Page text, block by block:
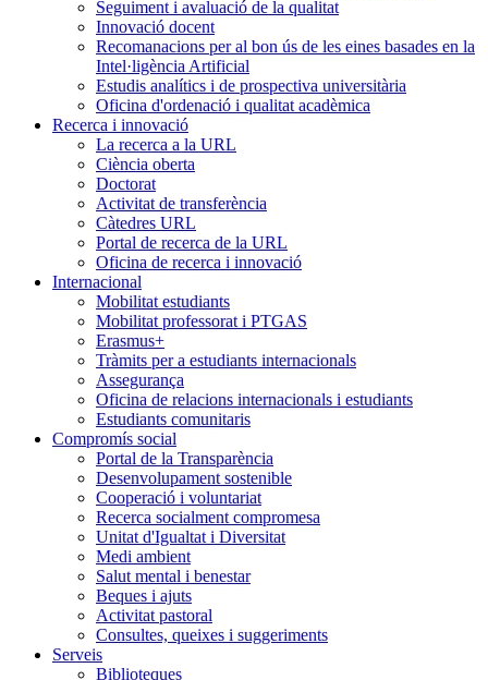
Seguiment i avaluació de la qualitat
Innovació docent
Recomanacions per al bon ús de les eines basades en la
Intel·ligència Artificial
Estudis analítics i de prospectiva universitària
Oficina d'ordenació i qualitat acadèmica
Recerca i innovació
La recerca a la URL
Ciència oberta
Doctorat
Activitat de transferència
Càtedres URL
Portal de recerca de la URL
Oficina de recerca i innovació
Internacional
Mobilitat estudiants
Mobilitat professorat i PTGAS
Erasmus+
Tràmits per a estudiants internacionals
Assegurança
Oficina de relacions internacionals i estudiants
Estudiants comunitaris
Compromís social
Portal de la Transparència
Desenvolupament sostenible
Cooperació i voluntariat
Recerca socialment compromesa
Unitat d'Igualtat i Diversitat
Medi ambient
Salut mental i benestar
Beques i ajuts
Activitat pastoral
Consultes, queixes i suggeriments
Serveis
Biblioteques